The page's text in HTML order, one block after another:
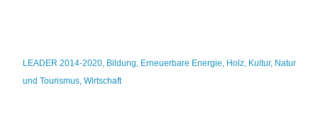
LEADER 2014-2020, Bildung, Erneuerbare Energie, Holz, Kultur, Natur
und Tourismus,Wirtschaft